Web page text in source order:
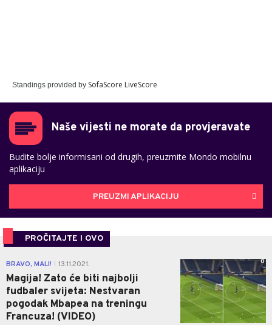
Standings provided by SofaScore LiveScore
Naše vijesti ne morate da provjeravate
Budite bolje informisani od drugih, preuzmite Mondo mobilnu
aplikaciju
PREUZMI APLIKACIJU
PROČITAJTE I OVO
BRAVO, MALI! 13.11.2021.
Magija! Zato će biti najbolji
fudbaler svijeta: Nestvaran
pogodak Mbapea na treningu
Francuza! (VIDEO)
0